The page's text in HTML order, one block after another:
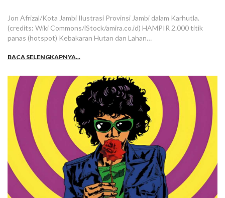
Jon Afrizal/Kota Jambi Ilustrasi Provinsi Jambi dalam Karhutla.
(credits: Wiki Commons/iStock/amira.co.id) HAMPIR 2.000 titik
panas (hotspot) Kebakaran Hutan dan Lahan…
BACA SELENGKAPNYA...